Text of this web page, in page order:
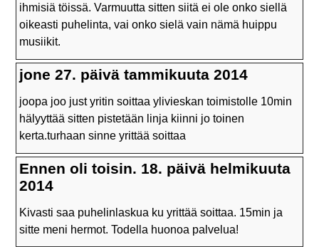
ihmisiä töissä. Varmuutta sitten siitä ei ole onko siellä
oikeasti puhelinta, vai onko sielä vain nämä huippu
musiikit.
jone 27. päivä tammikuuta 2014
joopa joo just yritin soittaa ylivieskan toimistolle 10min
hälyyttää sitten pistetään linja kiinni jo toinen
kerta.turhaan sinne yrittää soittaa
Ennen oli toisin. 18. päivä helmikuuta
2014
Kivasti saa puhelinlaskua ku yrittää soittaa. 15min ja
sitte meni hermot. Todella huonoa palvelua!